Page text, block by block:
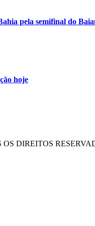
pela semifinal do
hoje
DIREITOS